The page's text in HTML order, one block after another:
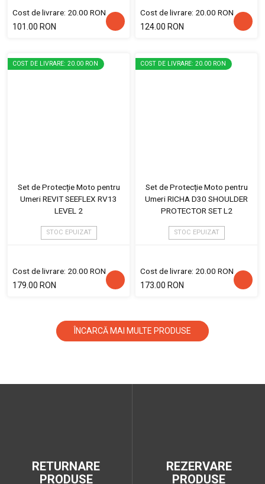
Cost de livrare: 20.00 RON
101.00 RON
Cost de livrare: 20.00 RON
124.00 RON
COST DE LIVRARE: 20.00 RON
Set de Protecție Moto pentru
Umeri REVIT SEEFLEX RV13
LEVEL 2
STOC EPUIZAT
Cost de livrare: 20.00 RON
179.00 RON
COST DE LIVRARE: 20.00 RON
Set de Protecție Moto pentru
Umeri RICHA D30 SHOULDER
PROTECTOR SET L2
STOC EPUIZAT
Cost de livrare: 20.00 RON
173.00 RON
ÎNCARCĂ MAI MULTE PRODUSE
RETURNARE
PRODUSE
REZERVARE
PRODUSE